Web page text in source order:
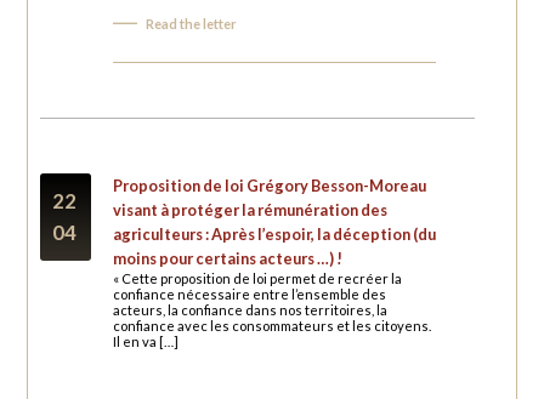
Read the letter
22
04
Proposition de loi Grégory Besson-Moreau
visant à protéger la rémunération des
agriculteurs : Après l’espoir, la déception (du
moins pour certains acteurs …) !
« Cette proposition de loi permet de recréer la
confiance nécessaire entre l’ensemble des
acteurs, la confiance dans nos territoires, la
confiance avec les consommateurs et les citoyens.
Il en va […]